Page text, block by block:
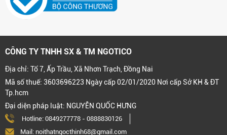
CÔNG TY TNHH SX & TM NGOTICO
Địa chỉ: Tổ 7, Ấp Trầu, Xã Nhơn Trạch, Đồng Nai
Mã số thuế: 3603696223 Ngày cấp 02/01/2020 Nơi cấp Sở KH & ĐT
Tp.hcm
Đại diện pháp luật: NGUYỄN QUỐC HƯNG
Hotline: 0849277778 - 0888830126
Mail: noithatngocthinh68@gmail.com